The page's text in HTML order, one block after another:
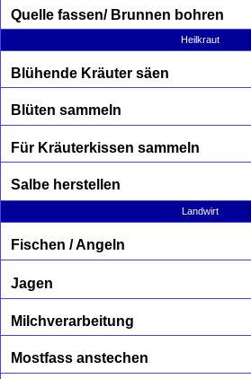
Quelle fassen/ Brunnen bohren
Heilkraut
Blühende Kräuter säen
Blüten sammeln
Für Kräuterkissen sammeln
Salbe herstellen
Landwirt
Fischen / Angeln
Jagen
Milchverarbeitung
Mostfass anstechen